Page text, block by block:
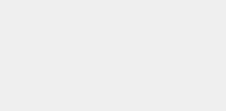
Yatırım Hizmetleri ve
yorum ve tavsiyeleri yatırım